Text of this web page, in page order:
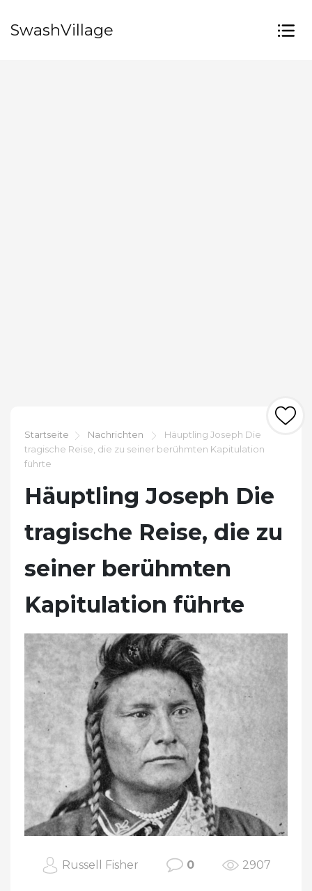
SwashVillage
Startseite Nachrichten
Häuptling Joseph Die
tragische Reise, die zu seiner berühmten Kapitulation
führte
Häuptling Joseph Die
tragische Reise, die zu
seiner berühmten
Kapitulation führte
Russell Fisher 0 2907